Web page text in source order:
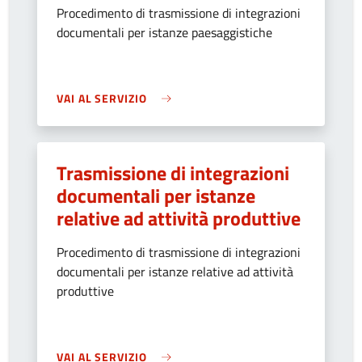
Procedimento di trasmissione di integrazioni
documentali per istanze paesaggistiche
VAI AL SERVIZIO
Trasmissione di integrazioni
documentali per istanze
relative ad attività produttive
Procedimento di trasmissione di integrazioni
documentali per istanze relative ad attività
produttive
VAI AL SERVIZIO